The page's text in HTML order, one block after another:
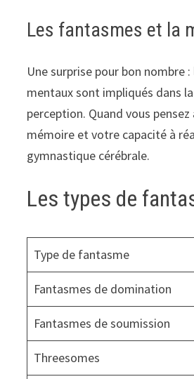
Les fantasmes et la
Une surprise pour bon
mentaux sont impliqués dans
perception. Quand vous
mémoire et votre capacité à
gymnastique cérébrale.
Les types de
Type de fantasme
Fantasmes de domination
Fantasmes de soumission
Threesomes